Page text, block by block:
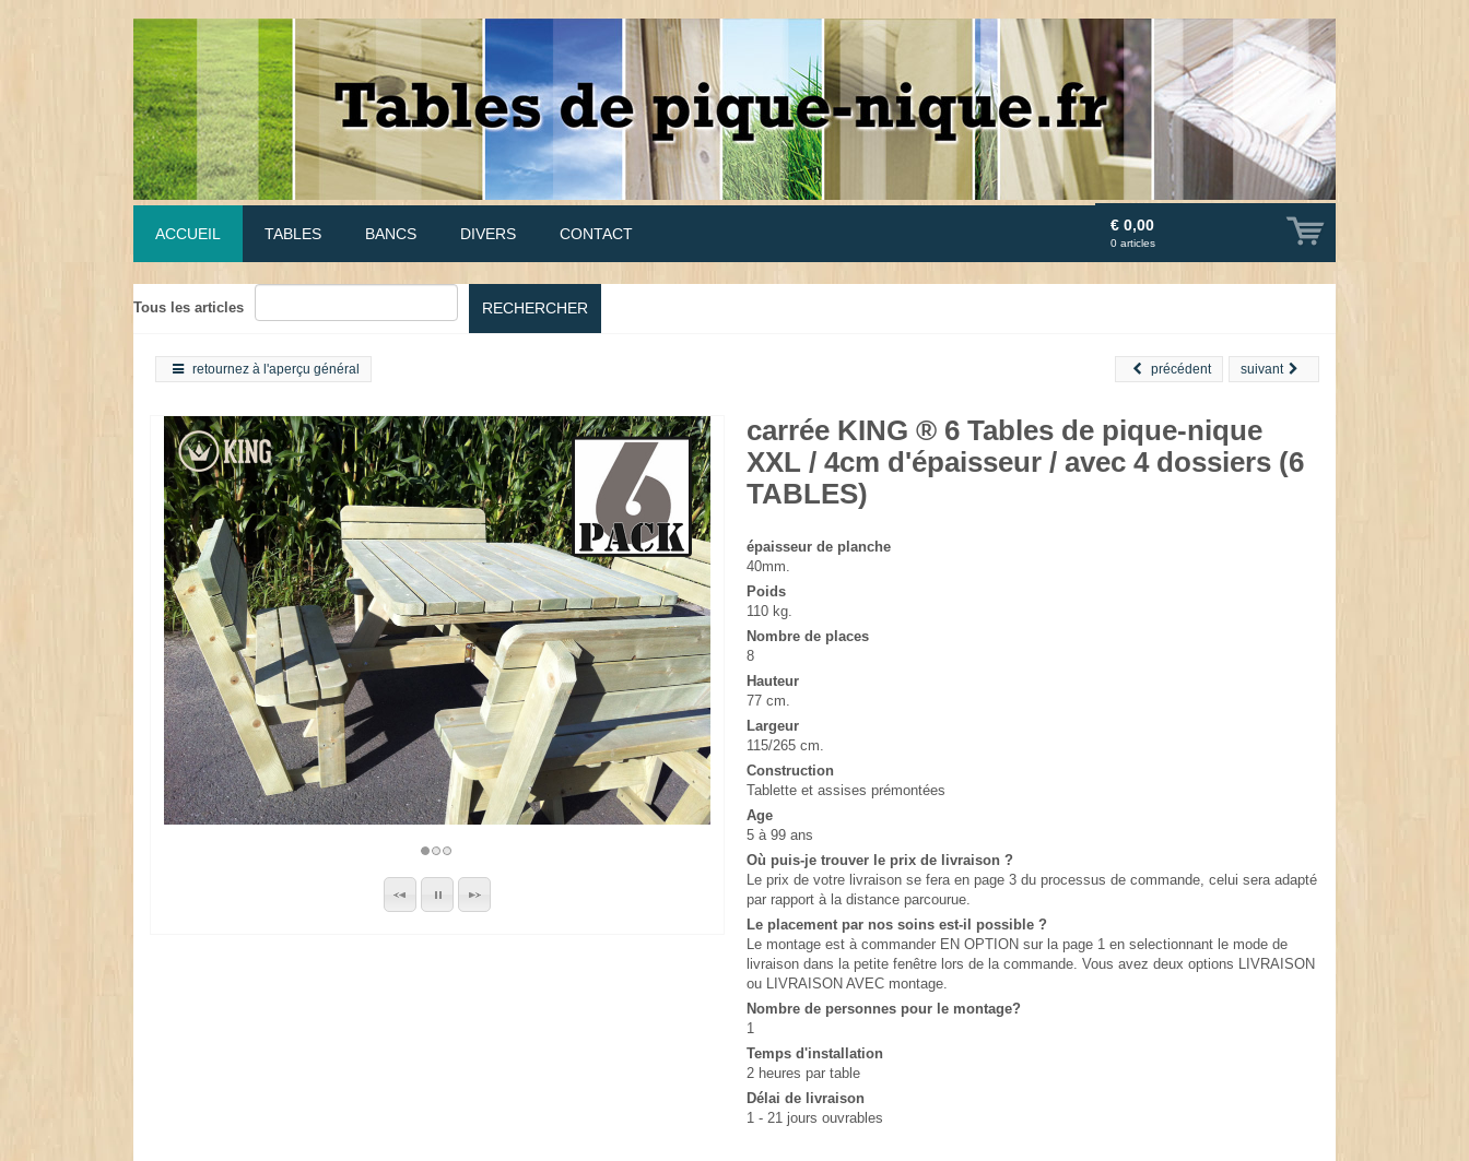
ACCUEIL TABLES BANCS DIVERS CONTACT € 0,00
0 articles
Tous les articles RECHERCHER
retournez à l'aperçu général suivant
précédent
carrée KING ® 6 Tables de pique-nique
XXL / 4cm d'épaisseur / avec 4 dossiers (6
TABLES)
épaisseur de planche
40mm.
Poids
110 kg.
Nombre de places
8
Hauteur
77 cm.
Largeur
115/265 cm.
Construction
Tablette et assises prémontées
Age
5 à 99 ans
Où puis-je trouver le prix de livraison ?
Le prix de votre livraison se fera en page 3 du processus de commande, celui sera adapté
par rapport à la distance parcourue.
Le placement par nos soins est-il possible ?
Le montage est à commander EN OPTION sur la page 1 en selectionnant le mode de
livraison dans la petite fenêtre lors de la commande. Vous avez deux options LIVRAISON
ou LIVRAISON AVEC montage.
Nombre de personnes pour le montage?
1
Temps d'installation
2 heures par table
Délai de livraison
1 - 21 jours ouvrables